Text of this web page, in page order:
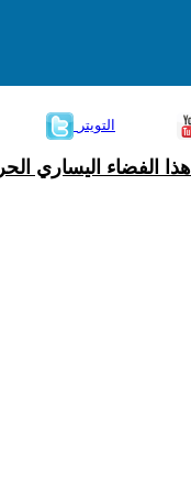
التويتر
الفضاء اليساري الحر